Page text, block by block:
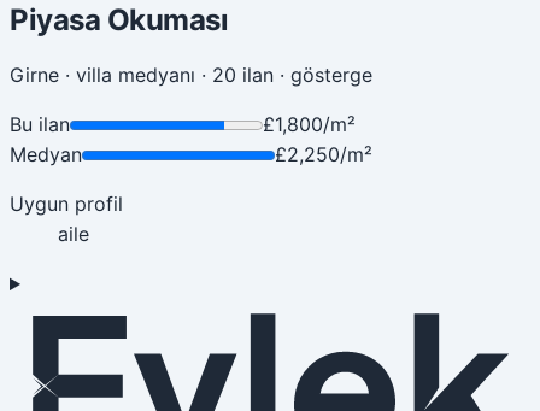
Piyasa Okuması
Girne · villa medyanı · 20 ilan · gösterge
Bu ilan
£1,800/m²
Medyan
£2,250/m²
Uygun profil
aile